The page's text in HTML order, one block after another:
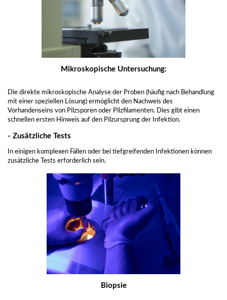
Mikroskopische Untersuchung:
Die direkte mikroskopische Analyse der Proben (häufig nach Behandlung
mit einer speziellen Lösung) ermöglicht den Nachweis des
Vorhandenseins von Pilzsporen oder Pilzfilamenten. Dies gibt einen
schnellen ersten Hinweis auf den Pilzursprung der Infektion.
- Zusätzliche Tests
In einigen komplexen Fällen oder bei tiefgreifenden Infektionen können
zusätzliche Tests erforderlich sein.
Biopsie